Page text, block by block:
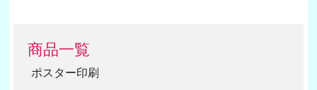
商品一覧
ポスター印刷